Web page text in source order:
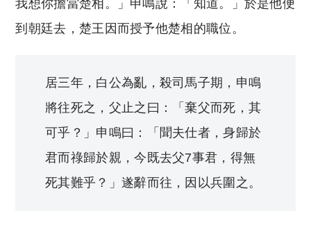
我想你擔當楚相。」申鳴說：「知道。」於是他便
到朝廷去，楚王因而授予他楚相的職位。
居三年，白公為亂，殺司馬子期，申鳴
將往死之，父止之曰：「棄父而死，其
可乎？」申鳴曰：「聞夫仕者，身歸於
君而祿歸於親，今既去父7事君，得無
死其難乎？」遂辭而往，因以兵圍之。